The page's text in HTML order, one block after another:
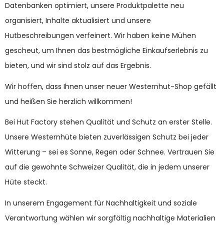
Datenbanken optimiert, unsere Produktpalette neu
organisiert, Inhalte aktualisiert und unsere
Hutbeschreibungen verfeinert. Wir haben keine Mühen
gescheut, um Ihnen das bestmögliche Einkaufserlebnis zu
bieten, und wir sind stolz auf das Ergebnis.
Wir hoffen, dass Ihnen unser neuer Westernhut-Shop gefällt
und heißen Sie herzlich willkommen!
Bei Hut Factory stehen Qualität und Schutz an erster Stelle.
Unsere Westernhüte bieten zuverlässigen Schutz bei jeder
Witterung – sei es Sonne, Regen oder Schnee. Vertrauen Sie
auf die gewohnte Schweizer Qualität, die in jedem unserer
Hüte steckt.
In unserem Engagement für Nachhaltigkeit und soziale
Verantwortung wählen wir sorgfältig nachhaltige Materialien